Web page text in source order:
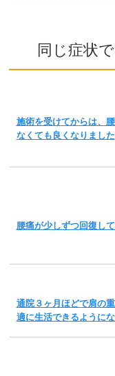
同じ症状
施術を受けてからは、
なくても良くなりました
腰痛が少しずつ回復し
通院３ヶ月ほどで肩の
適に生活できるように